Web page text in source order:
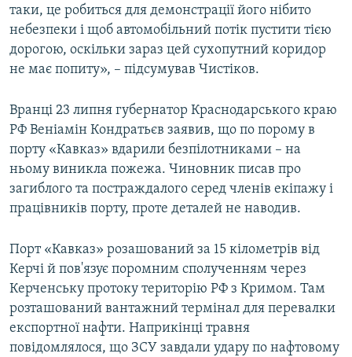
таки, це робиться для демонстрації його нібито
небезпеки і щоб автомобільний потік пустити тією
дорогою, оскільки зараз цей сухопутний коридор
не має попиту», – підсумував Чистіков.
Вранці 23 липня губернатор Краснодарського краю
РФ Веніамін Кондратьєв заявив, що по порому в
порту «Кавказ» вдарили безпілотниками – на
ньому виникла пожежа. Чиновник писав про
загиблого та постраждалого серед членів екіпажу і
працівників порту, проте деталей не наводив.
Порт «Кавказ» розашований за 15 кілометрів від
Керчі й пов'язує поромним сполученням через
Керченську протоку територію РФ з Кримом. Там
розташований вантажний термінал для перевалки
експортної нафти. Наприкінці травня
повідомлялося, що ЗСУ завдали удару по нафтовому